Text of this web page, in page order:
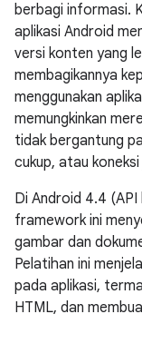
berbagi informasi.
aplikasi Android
versi konten yang
membagikannya
menggunakan
memungkinkan
tidak bergantung
cukup, atau
Di Android 4.4 (API
framework ini
gambar dan
Pelatihan ini
pada aplikasi,
HTML, dan